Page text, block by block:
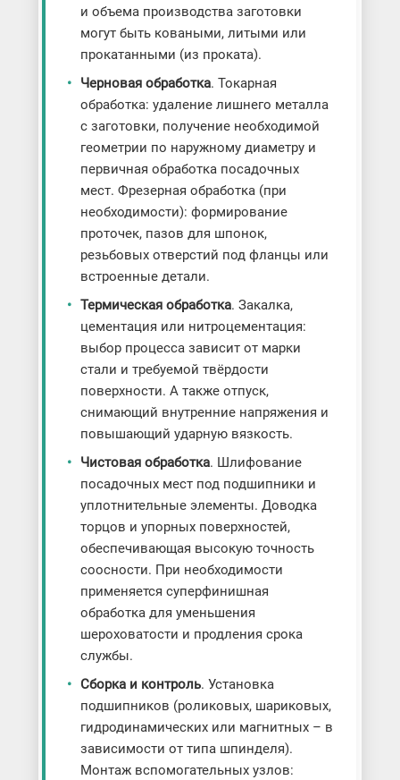
и объема производства заготовки
могут быть коваными, литыми или
прокатанными (из проката).
Черновая обработка. Токарная
обработка: удаление лишнего металла
с заготовки, получение необходимой
геометрии по наружному диаметру и
первичная обработка посадочных
мест. Фрезерная обработка (при
необходимости): формирование
проточек, пазов для шпонок,
резьбовых отверстий под фланцы или
встроенные детали.
Термическая обработка. Закалка,
цементация или нитроцементация:
выбор процесса зависит от марки
стали и требуемой твёрдости
поверхности. А также отпуск,
снимающий внутренние напряжения и
повышающий ударную вязкость.
Чистовая обработка. Шлифование
посадочных мест под подшипники и
уплотнительные элементы. Доводка
торцов и упорных поверхностей,
обеспечивающая высокую точность
соосности. При необходимости
применяется суперфинишная
обработка для уменьшения
шероховатости и продления срока
службы.
Сборка и контроль. Установка
подшипников (роликовых, шариковых,
гидродинамических или магнитных – в
зависимости от типа шпинделя).
Монтаж вспомогательных узлов: